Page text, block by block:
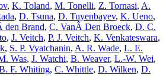
, K. Toland, M. Tonelli, Z. Tornasi, A.
, D. Tsuna, D. Tuyenbayev, K. Ueno,
den Brand, C. VanÂ Den Broeck, D. C.
, J. Veitch, P. J. Veitch, K. Venkateswara,
, S. P. Vyatchanin, A. R. Wade, L. E.
Was, J. Watchi, B. Weaver, L.-W. Wei,
F. Whiting, C. Whittle, D. Wilken, D.